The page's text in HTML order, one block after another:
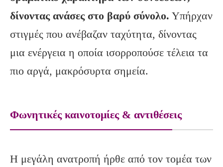
δίνοντας ανάσες στο βαρύ σύνολο. Υπήρχαν
στιγμές που ανέβαζαν ταχύτητα, δίνοντας
μια ενέργεια η οποία ισορροπούσε τέλεια τα
πιο αργά, μακρόσυρτα σημεία.
Φωνητικές καινοτομίες & αντιθέσεις
Η μεγάλη ανατροπή ήρθε από τον τομέα των